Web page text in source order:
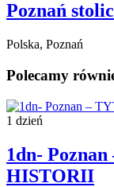
Poznań
Polska, Poznań
Polecamy
1 dzień
1dn-
HISTORII